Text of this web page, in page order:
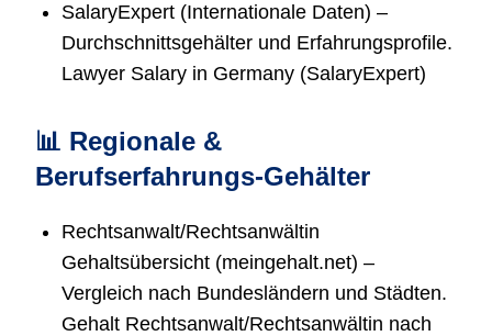
SalaryExpert (Internationale Daten) –
Durchschnittsgehälter und Erfahrungsprofile.
Lawyer Salary in Germany (SalaryExpert)
📊 Regionale &
Berufserfahrungs-Gehälter
Rechtsanwalt/Rechtsanwältin
Gehaltsübersicht (meingehalt.net) –
Vergleich nach Bundesländern und Städten.
Gehalt Rechtsanwalt/Rechtsanwältin nach